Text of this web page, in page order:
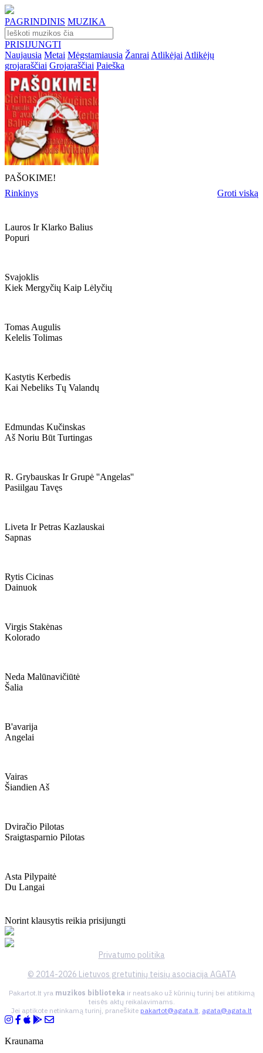
PAGRINDINIS MUZIKA
PRISIJUNGTI
Naujausia Metai Mėgstamiausia Žanrai Atlikėjai Atlikėjų
grojaraščiai Grojaraščiai Paieška
PAŠOKIME!
Rinkinys
Groti viską
Lauros Ir Klarko Balius
Popuri
Svajoklis
Kiek Mergyčių Kaip Lėlyčių
Tomas Augulis
Kelelis Tolimas
Kastytis Kerbedis
Kai Nebeliks Tų Valandų
Edmundas Kučinskas
Aš Noriu Būt Turtingas
R. Grybauskas Ir Grupė ''angelas''
Pasiilgau Tavęs
Liveta Ir Petras Kazlauskai
Sapnas
Rytis Cicinas
Dainuok
Virgis Stakėnas
Kolorado
Neda Malūnavičiūtė
Šalia
B'avarija
Angelai
Vairas
Šiandien Aš
Dviračio Pilotas
Sraigtasparnio Pilotas
Asta Pilypaitė
Du Langai
Norint klausytis reikia prisijungti
Privatumo politika
© 2014-2026 Lietuvos gretutinių teisių asociacija AGATA
Pakartot.lt yra muzikos biblioteka ir neatsako už kūrinių turinį bei atitikimą
teisės aktų reikalavimams.
Jei aptikote netinkamą turinį, praneškite pakartot@agata.lt, agata@agata.lt
Kraunama